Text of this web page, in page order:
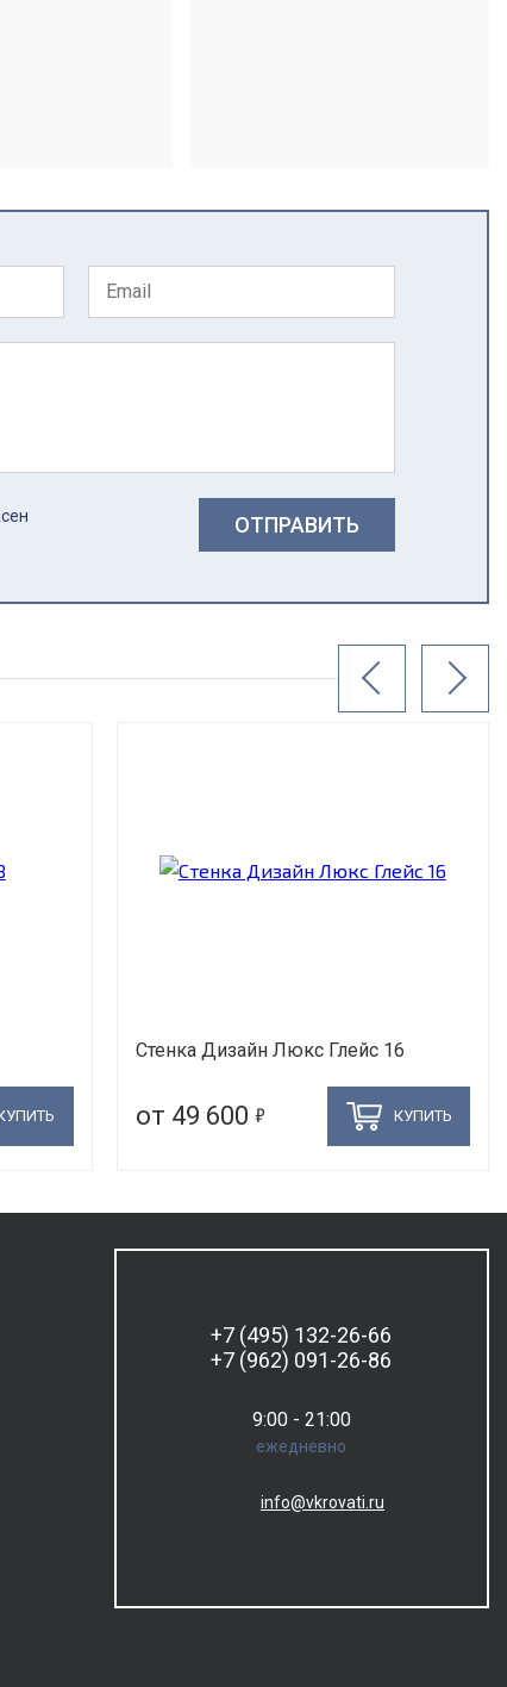
ОТПРАВИТЬ
Стенка Дизайн Люкс Глейс 16
от 49 600 5 КУПИТЬ
+7 (495) 132-26-66
+7 (962) 091-26-86
9:00 - 21:00
ежедневно
info@vkrovati.ru